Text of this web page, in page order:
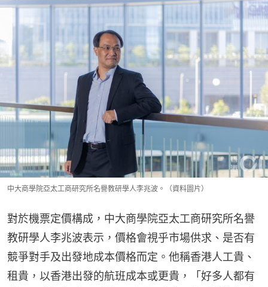
中大商學院亞太工商研究所名譽教研學人李兆波。（資料圖片）
對於機票定價構成，中大商學院亞太工商研究所名譽
教研學人李兆波表示，價格會視乎市場供求、是否有
競爭對手及出發地成本價格而定。他稱香港人工貴、
租貴，以香港出發的航班成本或更貴，「好多人都有